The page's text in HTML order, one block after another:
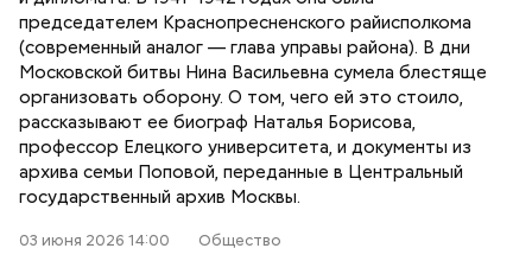
председателем Краснопресненского райисполкома
(современный аналог — глава управы района). В дни
Московской битвы Нина Васильевна сумела блестяще
организовать оборону. О том, чего ей это стоило,
рассказывают ее биограф Наталья Борисова,
профессор Елецкого университета, и документы из
архива семьи Поповой, переданные в Центральный
государственный архив Москвы.
03 июня 2026 14:00 Общество